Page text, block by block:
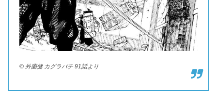
© 外薗健 カグラバチ 91話より